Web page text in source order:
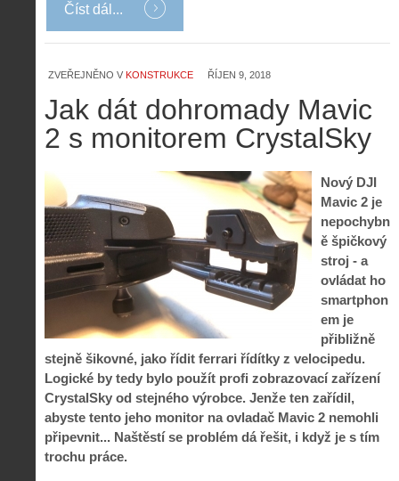
Číst dál...
ZVEŘEJNĚNO V KONSTRUKCE ŘÍJEN 9, 2018
Jak dát dohromady Mavic
2 s monitorem CrystalSky
Nový DJI
Mavic 2 je
nepochybn
ě špičkový
stroj - a
ovládat ho
smartphon
em je
přibližně
stejně šikovné, jako řídit ferrari řídítky z velocipedu.
Logické by tedy bylo použít profi zobrazovací zařízení
CrystalSky od stejného výrobce. Jenže ten zařídil,
abyste tento jeho monitor na ovladač Mavic 2 nemohli
připevnit... Naštěstí se problém dá řešit, i když je s tím
trochu práce.